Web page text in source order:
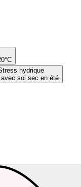
hydrique
sol sec en été